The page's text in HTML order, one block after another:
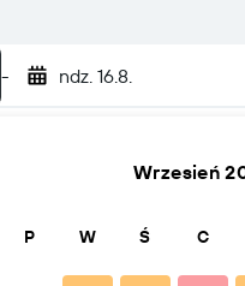
- ndz. 16.8.
Wrzesień
P W Ś C